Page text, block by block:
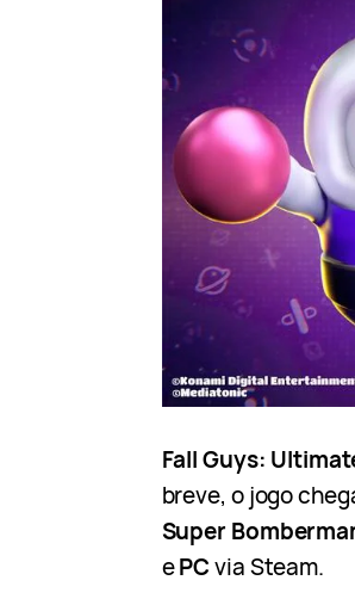
Fall Guys:
breve, o jogo
Super
ePCvia Steam.